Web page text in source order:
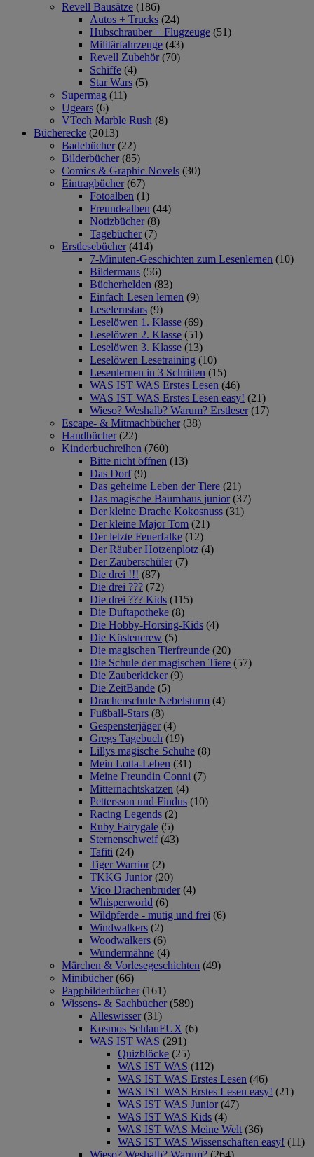
Revell Bausätze (186)
Autos + Trucks (24)
Hubschrauber + Flugzeuge (51)
Militärfahrzeuge (43)
Revell Zubehör (70)
Schiffe (4)
Star Wars (5)
Supermag (11)
Ugears (6)
VTech Marble Rush (8)
Bücherecke (2013)
Badebücher (22)
Bilderbücher (85)
Comics & Graphic Novels (30)
Eintragbücher (67)
Fotoalben (1)
Freundealben (44)
Notizbücher (8)
Tagebücher (7)
Erstlesebücher (414)
7-Minuten-Geschichten zum Lesenlernen (10)
Bildermaus (56)
Bücherhelden (83)
Einfach Lesen lernen (9)
Leselernstars (9)
Leselöwen 1. Klasse (69)
Leselöwen 2. Klasse (51)
Leselöwen 3. Klasse (13)
Leselöwen Lesetraining (10)
Lesenlernen in 3 Schritten (15)
WAS IST WAS Erstes Lesen (46)
WAS IST WAS Erstes Lesen easy! (21)
Wieso? Weshalb? Warum? Erstleser (17)
Escape- & Mitmachbücher (38)
Handbücher (22)
Kinderbuchreihen (760)
Bitte nicht öffnen (13)
Das Dorf (9)
Das geheime Leben der Tiere (21)
Das magische Baumhaus junior (37)
Der kleine Drache Kokosnuss (31)
Der kleine Major Tom (21)
Der letzte Feuerfalke (12)
Der Räuber Hotzenplotz (4)
Der Zauberschüler (7)
Die drei !!! (87)
Die drei ??? (72)
Die drei ??? Kids (115)
Die Duftapotheke (8)
Die Hobby-Horsing-Kids (4)
Die Küstencrew (5)
Die magischen Tierfreunde (20)
Die Schule der magischen Tiere (57)
Die Zauberkicker (9)
Die ZeitBande (5)
Drachenschule Nebelsturm (4)
Fußball-Stars (8)
Gespensterjäger (4)
Gregs Tagebuch (19)
Lillys magische Schuhe (8)
Mein Lotta-Leben (31)
Meine Freundin Conni (7)
Mitternachtskatzen (4)
Pettersson und Findus (10)
Racing Legends (2)
Ruby Fairygale (5)
Sternenschweif (43)
Tafiti (24)
Tiger Warrior (2)
TKKG Junior (20)
Vico Drachenbruder (4)
Whisperworld (6)
Wildpferde - mutig und frei (6)
Windwalkers (2)
Woodwalkers (6)
Wundermähne (4)
Märchen & Vorlesegeschichten (49)
Minibücher (66)
Pappbilderbücher (161)
Wissens- & Sachbücher (589)
Alleswisser (31)
Kosmos SchlauFUX (6)
WAS IST WAS (291)
Quizblöcke (25)
WAS IST WAS (112)
WAS IST WAS Erstes Lesen (46)
WAS IST WAS Erstes Lesen easy! (21)
WAS IST WAS Junior (47)
WAS IST WAS Kids (4)
WAS IST WAS Meine Welt (36)
WAS IST WAS Wissenschaften easy! (11)
Wieso? Weshalb? Warum? (264)